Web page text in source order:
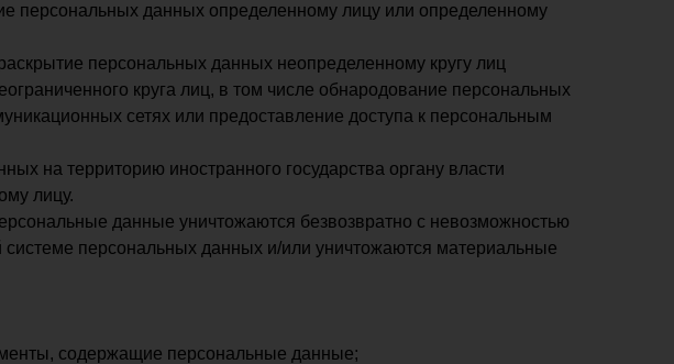
персональных данных определенному лицу или определенному
персональных данных неопределенному кругу лиц
круга лиц, в том числе обнародование персональных
сетях или предоставление доступа к персональным
на территорию иностранного государства органу власти
лицу.
данные уничтожаются безвозвратно с невозможностью
персональных данных и/или уничтожаются материальные
содержащие персональные данные;